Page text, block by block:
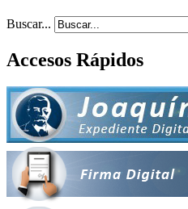
Buscar...
Accesos Rápidos